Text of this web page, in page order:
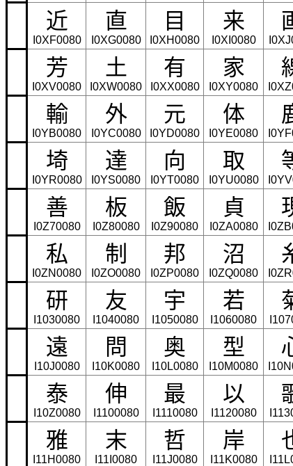
近
I0XF0080
直
I0XG0080
目
I0XH0080
来
I0XI0080
芳
I0XV0080
土
I0XW0080
有
I0XX0080
家
I0XY0080
輸
I0YB0080
外
I0YC0080
元
I0YD0080
体
I0YE0080
埼
I0YR0080
達
I0YS0080
向
I0YT0080
取
I0YU0080
善
I0Z70080
板
I0Z80080
飯
I0Z90080
貞
I0ZA0080
私
I0ZN0080
制
I0ZO0080
邦
I0ZP0080
沼
I0ZQ0080
研
I1030080
友
I1040080
宇
I1050080
若
I1060080
遠
I10J0080
問
I10K0080
奥
I10L0080
型
I10M0080
泰
I10Z0080
伸
I1100080
最
I1110080
以
I1120080
雅
I11H0080
末
I11I0080
哲
I11J0080
岸
I11K0080